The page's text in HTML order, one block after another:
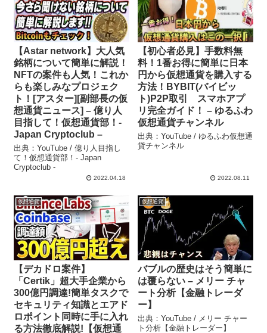
【Astar network】大人気
銘柄について簡単に解説！
NFTの案件も人気！これか
らも楽しみなプロジェク
ト！[アスター][副部長の仮
想通貨ニュース] – 億り人
目指して！仮想通貨部！-
Japan Cryptoclub –
出典：YouTube / 億り人目指し
て！仮想通貨部！- Japan
Cryptoclub -
2022.04.18
【初心者必見】手数料無
料！1番お得に簡単に日本
円から仮想通貨を購入する
方法！BYBIT(バイビッ
ト)P2P取引 スマホアプ
リ完全ガイド！ – ゆるふわ
仮想通貨チャンネル
出典：YouTube / ゆるふわ仮想通
貨チャンネル
2022.08.11
仮想通貨
【デカドロ案件】
「Certik」超大手企業から
300億円調達!簡単タスクで
セキュリティ知識とエアド
ロポイント同時に手に入れ
る方法徹底解説!【仮想通
仮想通貨
バブルの歴史はそう簡単に
は覆らない – メリー チャ
ート分析【金融トレーダ
ー】
出典：YouTube / メリー チャー
ト分析【金融トレーダー】